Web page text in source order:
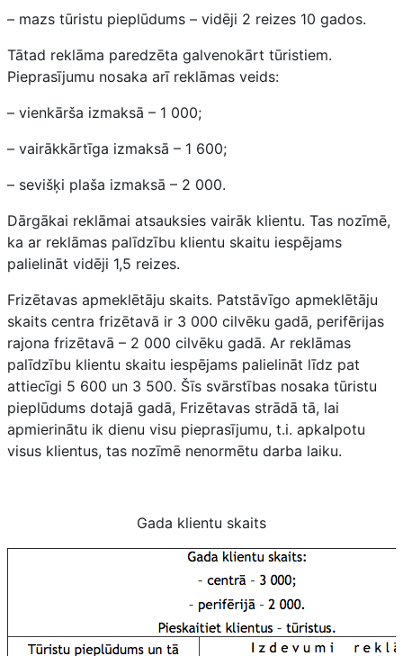
– mazs tūristu pieplūdums – vidēji 2 reizes 10 gados.
Tātad reklāma paredzēta galvenokārt tūristiem.
Pieprasījumu nosaka arī reklāmas veids:
– vienkārša izmaksā – 1 000;
– vairākkārtīga izmaksā – 1 600;
– sevišķi plaša izmaksā – 2 000.
Dārgākai reklāmai atsauksies vairāk klientu. Tas nozīmē,
ka ar reklāmas palīdzību klientu skaitu iespējams
palielināt vidēji 1,5 reizes.
Frizētavas apmeklētāju skaits. Patstāvīgo apmeklētāju
skaits centra frizētavā ir 3 000 cilvēku gadā, perifērijas
rajona frizētavā – 2 000 cilvēku gadā. Ar reklāmas
palīdzību klientu skaitu iespējams palielināt līdz pat
attiecīgi 5 600 un 3 500. Šīs svārstības nosaka tūristu
pieplūdums dotajā gadā, Frizētavas strādā tā, lai
apmierinātu ik dienu visu pieprasījumu, t.i. apkalpotu
visus klientus, tas nozīmē nenormētu darba laiku.
Gada klientu skaits